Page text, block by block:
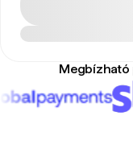
Megbízható